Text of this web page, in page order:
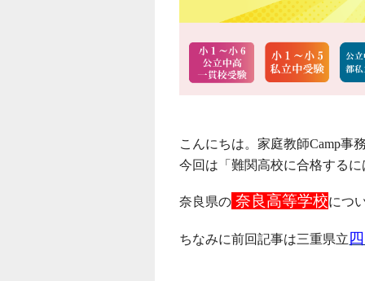
こんにちは。家庭教師Camp事
今回は「難関高校に合格する
奈良県の 奈良高等学校につ
ちなみに前回記事は三重県立